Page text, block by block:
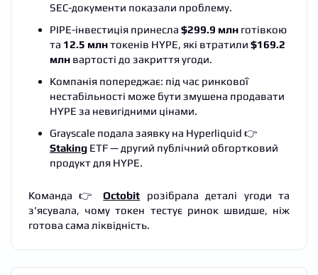
SEC-документи показали проблему.
PIPE-інвестиція принесла $299.9 млн готівкою
та 12.5 млнтокенів HYPE, які втратили $169.2
млн вартості до закриття угоди.
Компанія попереджає: під час ринкової
нестабільності може бути змушена продавати
HYPE за невигідними цінами.
Grayscale подала заявку на Hyperliquid 👉
Staking ETF — другий публічний обгортковий
продукт для HYPE.
Команда 👉Octobit розібрала деталі угоди та
з’ясувала, чому токен тестує ринок швидше, ніж
готова сама ліквідність.